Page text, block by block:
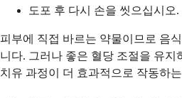
도포 후 다시 손을 씻으십시오.
피부에 직접 바르는 약물이므로 음
니다. 그러나 좋은 혈당 조절을 유지
치유 과정이 더 효과적으로 작동하